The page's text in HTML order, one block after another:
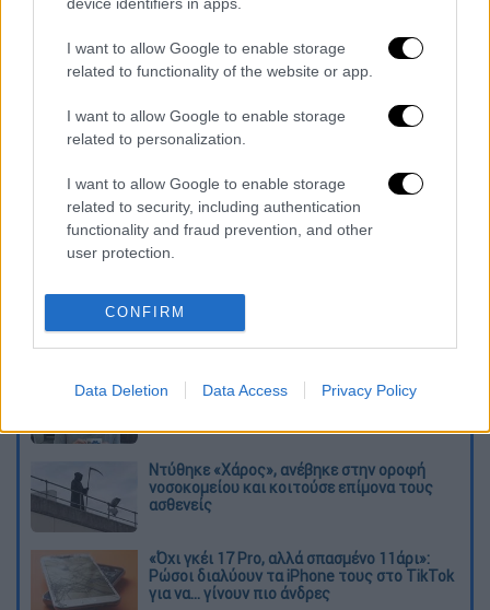
device identifiers in apps.
I want to allow Google to enable storage
related to functionality of the website or app.
I want to allow Google to enable storage
related to personalization.
I want to allow Google to enable storage
related to security, including authentication
functionality and fraud prevention, and other
user protection.
CONFIRM
Data Deletion Data Access Privacy Policy
διεθνές επίπεδο, για να αποτρέψει τη νέα
κατάφωρη παραβίαση τουδιεθνούς δικαίου
της θάλασσαςκαι τη δημιουργία
τετελεσμένων γεγονότων, που θα
προσβάλλουν τα κυριαρχικά δικαιώματα
ΕλλάδαςκαιΚύπρουστην περιοχή».
Διαβάστε ακόμη
Εκτελέσεις, συλλήψεις και νέοι
περιορισμοί: Το Ιράν σκληραίνει τη γραμμή
στο εσωτερικό εν μέσω πολέμου
Η πρώτη δήλωση της οικογένειας της
38χρονης Βρετανίδας που δολοφονήθηκε
Ντύθηκε «Χάρος», ανέβηκε στην οροφή
νοσοκομείου και κοιτούσε επίμονα τους
ασθενείς
«Όχι γκέι 17 Pro, αλλά σπασμένο 11άρι»:
Ρώσοι διαλύουν τα iPhone τους στο TikTok
για να... γίνουν πιο άνδρες